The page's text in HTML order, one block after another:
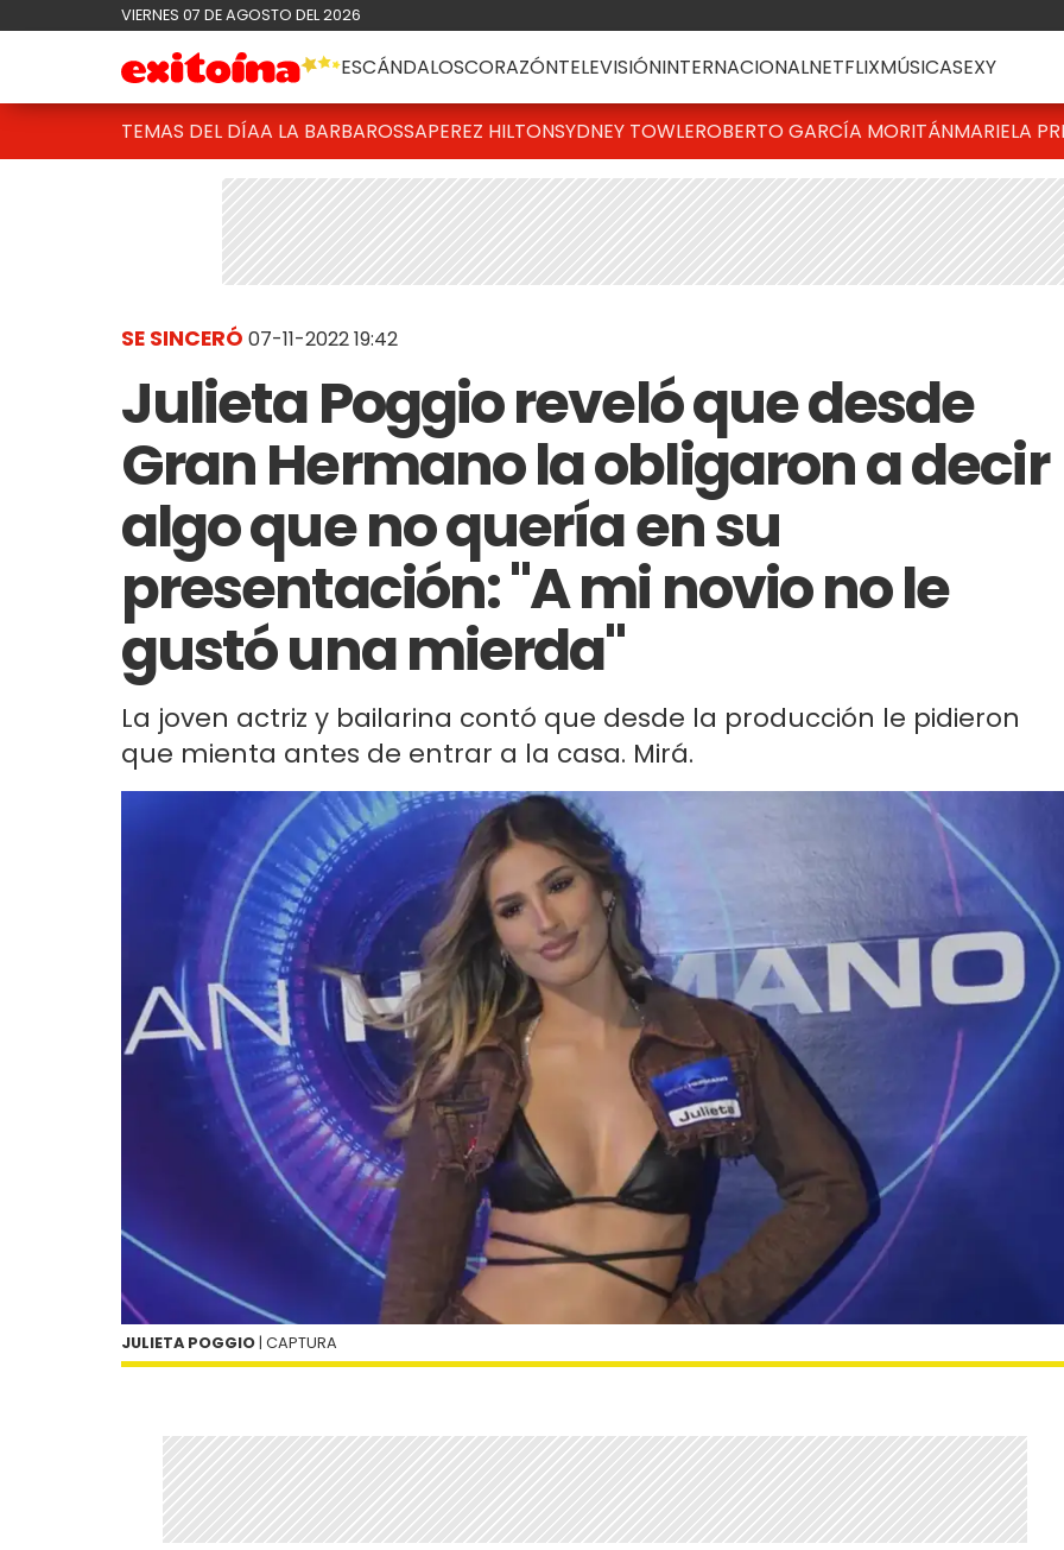
VIERNES 07 DE AGOSTO DEL 2026
ESCÁNDALOSCORAZÓNTELEVISIÓNINTERNACIONALNETFLIXMÚSICASEXY
TEMAS DEL DÍAA LA BARBAROSSAPEREZ HILTONSYDNEY TOWLEROBERTO GARCÍA MORITÁNMARIELA
SE SINCERÓ 07-11-2022 19:42
Julieta Poggio reveló que desde
Gran Hermano la obligaron a decir
algo que no quería en su
presentación: "A mi novio no le
gustó una mierda"
La joven actriz y bailarina contó que desde la producción le pidieron
que mienta antes de entrar a la casa. Mirá.
JULIETA POGGIO | CAPTURA